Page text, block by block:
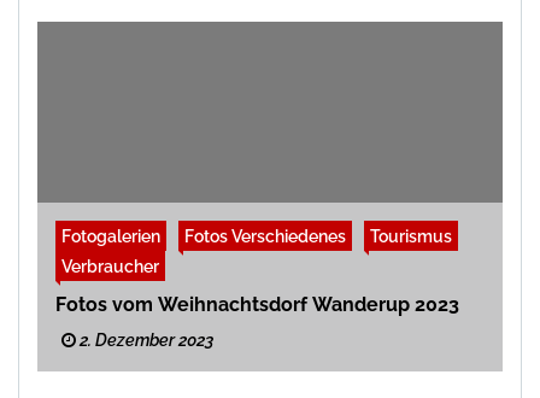
Fotogalerien Fotos Verschiedenes
Tourismus
Verbraucher
Fotos vom Weihnachtsdorf Wanderup 2023
2. Dezember 2023